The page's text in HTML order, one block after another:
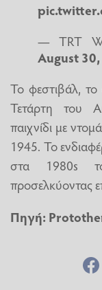
— TRT
August
Το φεστιβάλ, το
Τετάρτη του
παιχνίδι με
1945. Το
στα 1980s
προσελκύοντας
Πηγή: